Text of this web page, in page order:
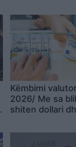
Këmbimi
2026/ Me sa
shiten dollari
monedhat e